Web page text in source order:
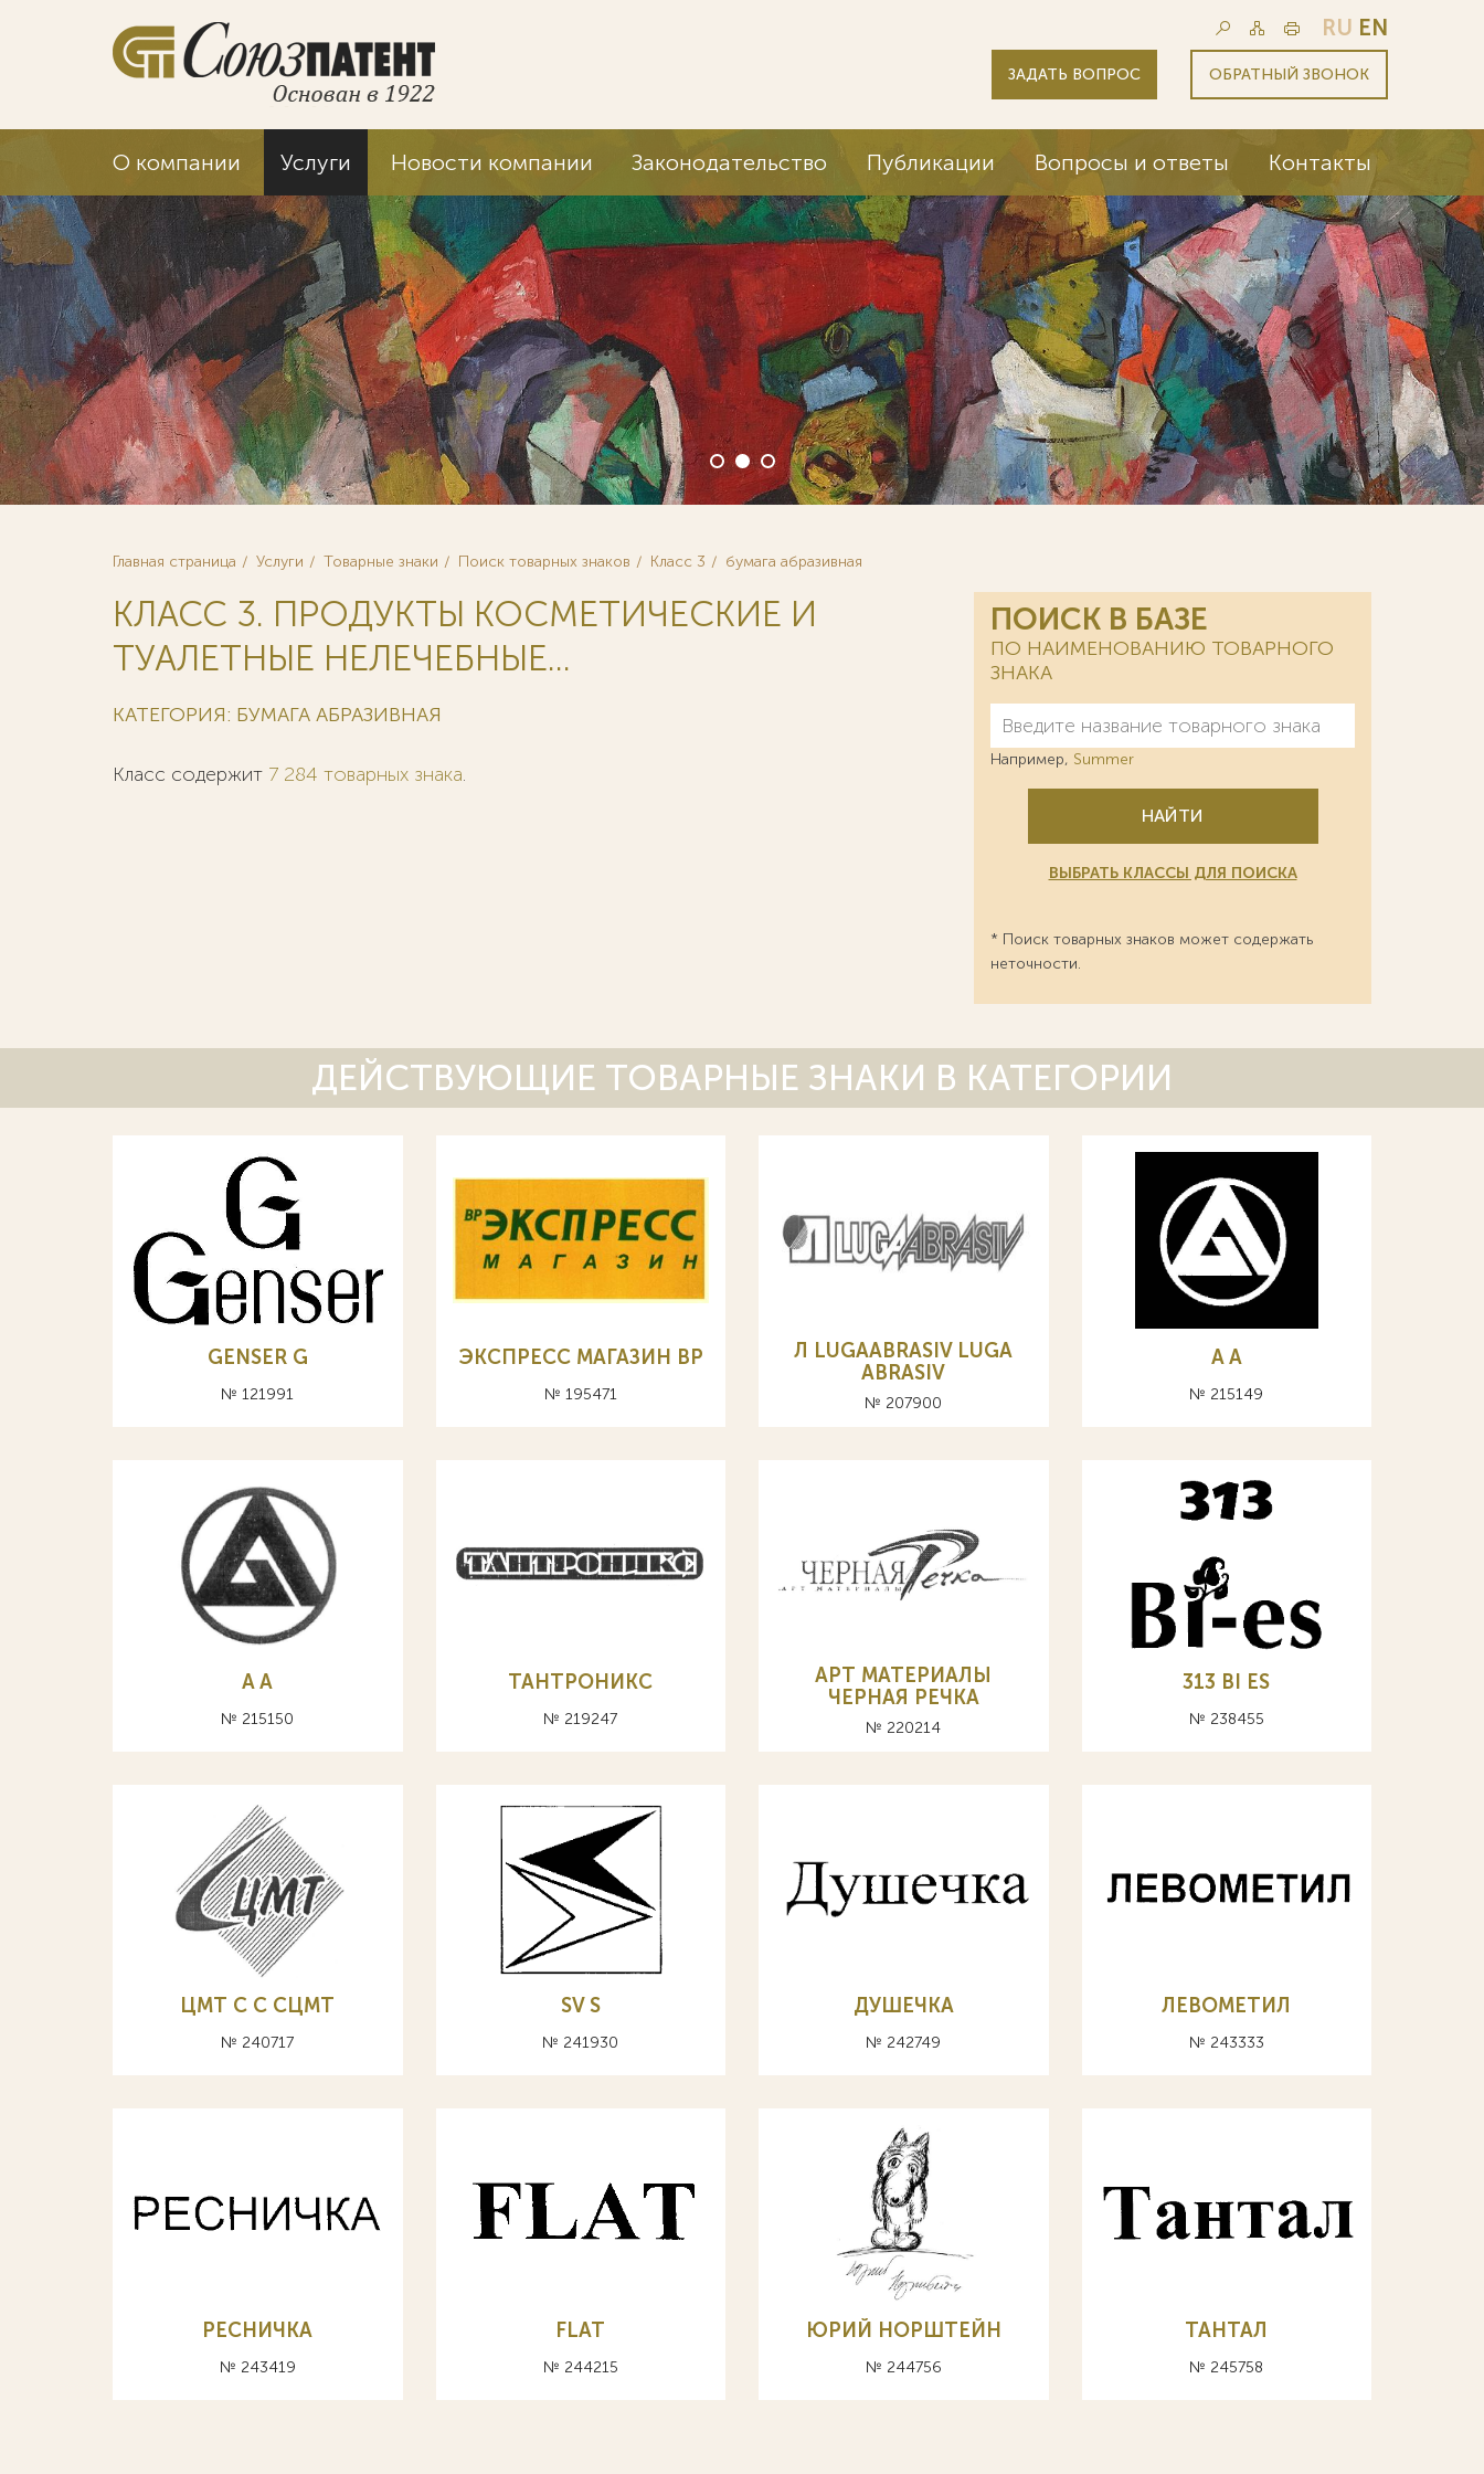
RU EN
ЗАДАТЬ ВОПРОС ОБРАТНЫЙ ЗВОНОК
О компании Услуги Новости компании Законодательство Публикации Вопросы и ответы Контакты
Мы ведем дела 6 из 12 крупнейших
корпораций мира (Fortune Global 500)
Главная страница Услуги Товарные знаки Поиск товарных знаков Класс 3 бумага абразивная
КЛАСС 3. ПРОДУКТЫ КОСМЕТИЧЕСКИЕ И
ТУАЛЕТНЫЕ НЕЛЕЧЕБНЫЕ...
КАТЕГОРИЯ: БУМАГА АБРАЗИВНАЯ
Класс содержит 7 284 товарных знака.
ПОИСК В БАЗЕ
ПО НАИМЕНОВАНИЮ ТОВАРНОГО
ЗНАКА
Например, Summer
НАЙТИ
ВЫБРАТЬ КЛАССЫ ДЛЯ ПОИСКА
* Поиск товарных знаков может содержать
неточности.
ДЕЙСТВУЮЩИЕ ТОВАРНЫЕ ЗНАКИ В КАТЕГОРИИ
GENSER G
№ 121991
ЭКСПРЕСС МАГАЗИН ВР
№ 195471
Л LUGAABRASIV LUGA
ABRASIV
№ 207900
A А
№ 215149
A А
№ 215150
ТАНТРОНИКС
№ 219247
АРТ МАТЕРИАЛЫ
ЧЕРНАЯ РЕЧКА
№ 220214
313 BI ES
№ 238455
ЦМТ C С СЦМТ
№ 240717
SV S
№ 241930
ДУШЕЧКА
№ 242749
ЛЕВОМЕТИЛ
№ 243333
РЕСНИЧКА
№ 243419
FLAT
№ 244215
ЮРИЙ НОРШТЕЙН
№ 244756
ТАНТАЛ
№ 245758